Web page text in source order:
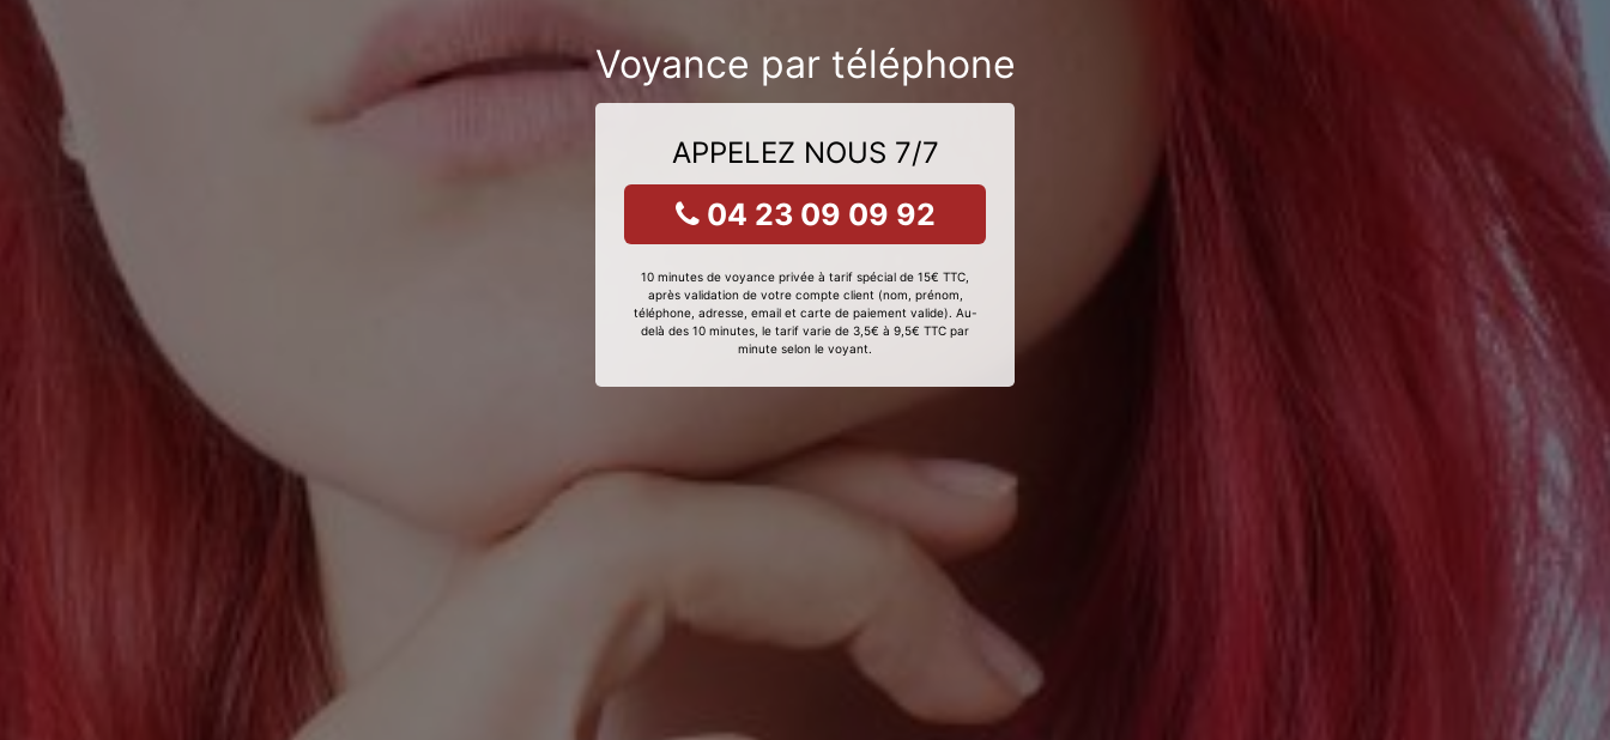
Voyance par téléphone
APPELEZ NOUS 7/7
04 23 09 09 92
10 minutes de voyance privée à tarif spécial de 15€ TTC,
après validation de votre compte client (nom, prénom,
téléphone, adresse, email et carte de paiement valide). Au-
delà des 10 minutes, le tarif varie de 3,5€ à 9,5€ TTC par
minute selon le voyant.